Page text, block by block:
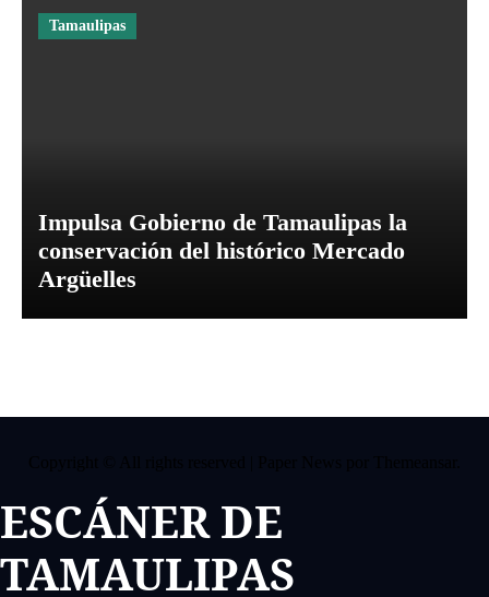
Tamaulipas
Impulsa Gobierno de Tamaulipas la
conservación del histórico Mercado
Argüelles
ESCÁNER DE
TAMAULIPAS